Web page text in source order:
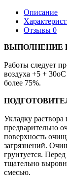
Описание
Отзывы 0
ВЫПОЛНЕНИЕ
Работы следует
воздуха +5 +
более 75%.
Укладку раствора
предварительно
поверхность
загрязнений.
грунтуется.
тщательно
смесью.